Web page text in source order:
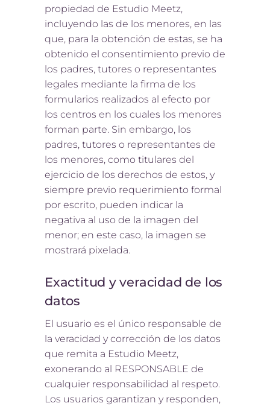
propiedad de Estudio Meetz,
incluyendo las de los menores, en las
que, para la obtención de estas, se ha
obtenido el consentimiento previo de
los padres, tutores o representantes
legales mediante la firma de los
formularios realizados al efecto por
los centros en los cuales los menores
forman parte. Sin embargo, los
padres, tutores o representantes de
los menores, como titulares del
ejercicio de los derechos de estos, y
siempre previo requerimiento formal
por escrito, pueden indicar la
negativa al uso de la imagen del
menor; en este caso, la imagen se
mostrará pixelada.
Exactitud y veracidad de los
datos
El usuario es el único responsable de
la veracidad y corrección de los datos
que remita a Estudio Meetz,
exonerando al RESPONSABLE de
cualquier responsabilidad al respeto.
Los usuarios garantizan y responden,